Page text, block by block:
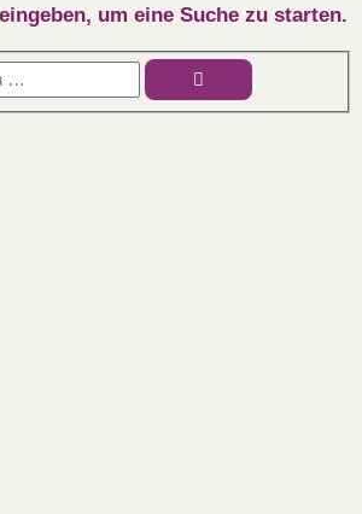
um eine Suche zu starten.